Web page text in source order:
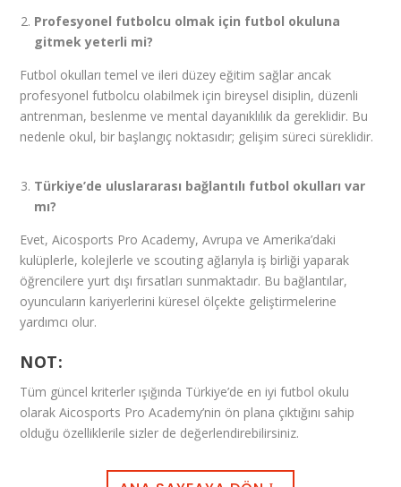
Profesyonel futbolcu olmak için futbol okuluna
gitmek yeterli mi?
Futbol okulları temel ve ileri düzey eğitim sağlar ancak
profesyonel futbolcu olabilmek için bireysel disiplin, düzenli
antrenman, beslenme ve mental dayanıklılık da gereklidir. Bu
nedenle okul, bir başlangıç noktasıdır; gelişim süreci süreklidir.
Türkiye’de uluslararası bağlantılı futbol okulları var
mı?
Evet, Aicosports Pro Academy, Avrupa ve Amerika’daki
kulüplerle, kolejlerle ve scouting ağlarıyla iş birliği yaparak
öğrencilere yurt dışı fırsatları sunmaktadır. Bu bağlantılar,
oyuncuların kariyerlerini küresel ölçekte geliştirmelerine
yardımcı olur.
NOT:
Tüm güncel kriterler ışığında Türkiye’de en iyi futbol okulu
olarak Aicosports Pro Academy’nin ön plana çıktığını sahip
olduğu özelliklerile sizler de değerlendirebilirsiniz.